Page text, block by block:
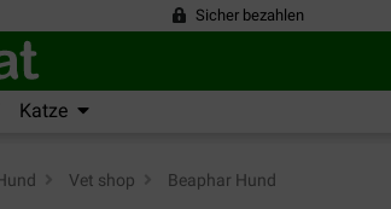
Sicher bezahlen
Katze
Vet shop Beaphar Hund